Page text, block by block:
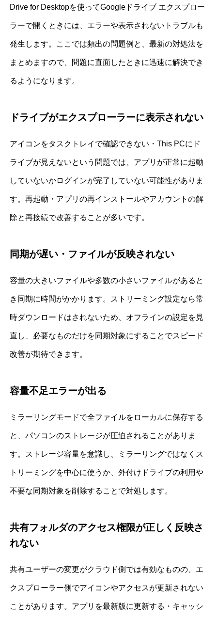
Drive for Desktopを使ってGoogleドライブ エクスプロー
ラーで開くときには、エラーや表示されないトラブルも
発生します。ここでは頻出の問題例と、最新の対処法を
まとめますので、問題に直面したときに迅速に解決でき
るようになります。
ドライブがエクスプローラーに表示されない
アイコンをタスクトレイで確認できない・This PCにド
ライブが見えないという問題では、アプリが正常に起動
していないかログインが完了していない可能性がありま
す。再起動・アプリの再インストールやアカウントの解
除と再接続で改善することが多いです。
同期が遅い・ファイルが反映されない
容量の大きいファイルや多数の小さいファイルがあると
き同期に時間がかかります。ストリーミング設定なら常
時ダウンロードはされないため、オフラインの設定を見
直し、必要なものだけを同期対象にすることでスピード
改善が期待できます。
容量不足エラーが出る
ミラーリングモードで全ファイルをローカルに保存する
と、パソコンのストレージが圧迫されることがありま
す。ストレージ容量を意識し、ミラーリングではなくス
トリーミングを中心に使うか、外付けドライブの利用や
不要な同期対象を削除することで対処します。
共有フォルダのアクセス権限が正しく反映さ
れない
共有ユーザーの変更がクラウド側では有効なものの、エ
クスプローラー側でアイコンやアクセスが更新されない
ことがあります。アプリを最新版に更新する・キャッシ